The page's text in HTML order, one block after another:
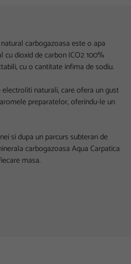
carbogazoasa este o apa
dioxid de carbon (CO2 100%
cu o cantitate infima de sodiu.
naturali, care ofera un gust
preparatelor, oferindu-le un
si dupa un parcurs subteran de
carbogazoasa Aqua Carpatica
masa.